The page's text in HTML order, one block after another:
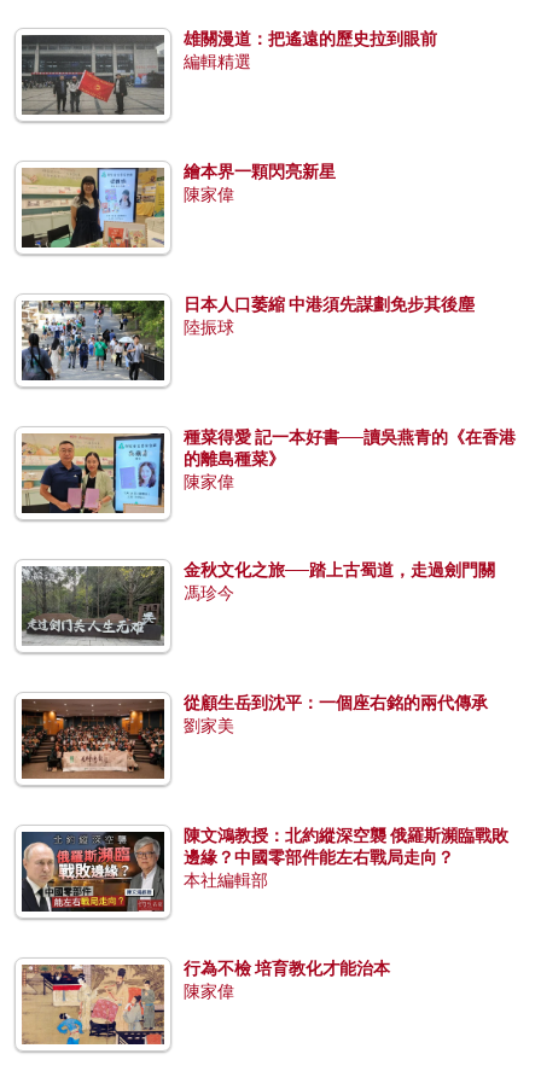
雄關漫道：把遙遠的歷史拉到眼前
編輯精選
繪本界一顆閃亮新星
陳家偉
日本人口萎縮 中港須先謀劃免步其後塵
陸振球
種菜得愛 記一本好書──讀吳燕青的《在香港
的離島種菜》
陳家偉
金秋文化之旅──踏上古蜀道，走過劍門關
馮珍今
從顧生岳到沈平：一個座右銘的兩代傳承
劉家美
陳文鴻教授：北約縱深空襲 俄羅斯瀕臨戰敗
邊緣？中國零部件能左右戰局走向？
本社編輯部
行為不檢 培育教化才能治本
陳家偉